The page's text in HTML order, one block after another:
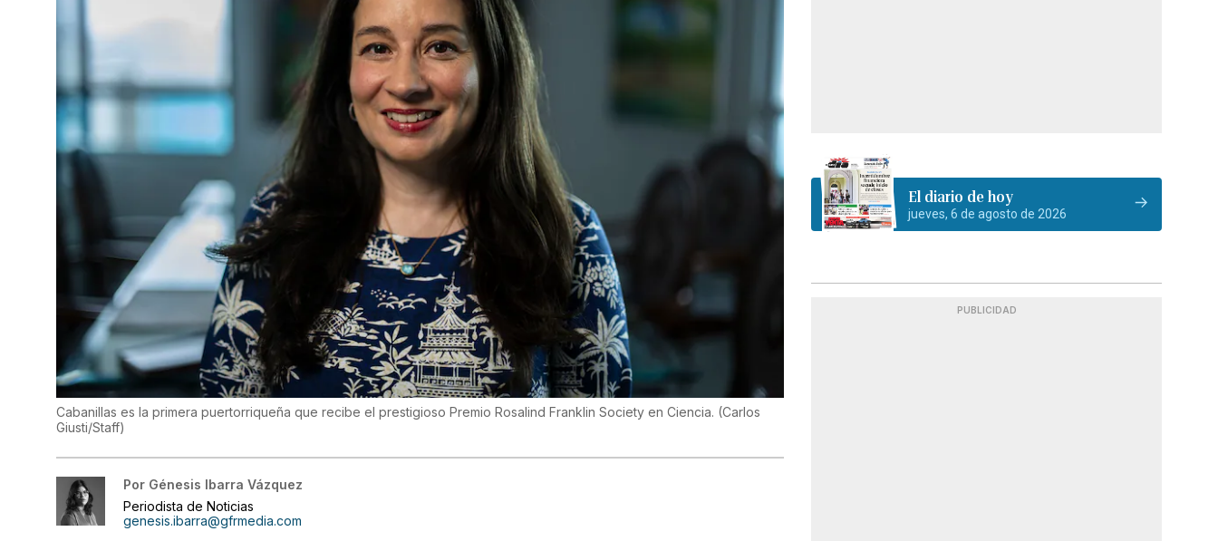
Cabanillas es la primera puertorriqueña que recibe el prestigioso Premio Rosalind Franklin Society en Ciencia. (Carlos
Giusti/Staff)
Por Génesis Ibarra Vázquez
Periodista de Noticias
genesis.ibarra@gfrmedia.com
El diario de hoy
jueves, 6 de agosto de 2026
PUBLICIDAD